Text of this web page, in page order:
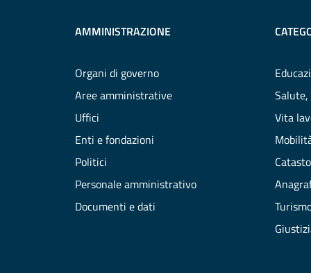
AMMINISTRAZIONE
Organi di governo
Aree amministrative
Uffici
Enti e fondazioni
Politici
Personale amministrativo
Documenti e dati
Salute,
Vita